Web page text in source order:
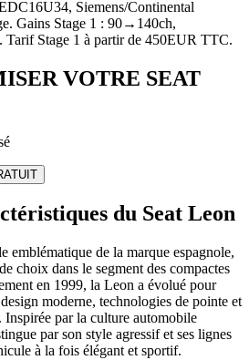
Siemens/Continental
Gains Stage 1 : 90→140ch,
Stage 1 à partir de 450EUR TTC.
VOTRE SEAT
du Seat Leon
emblématique de la marque espagnole,
choix dans le segment des compactes
en 1999, la Leon a évolué pour
moderne, technologies de pointe et
Inspirée par la culture automobile
par son style agressif et ses lignes
à la fois élégant et sportif.